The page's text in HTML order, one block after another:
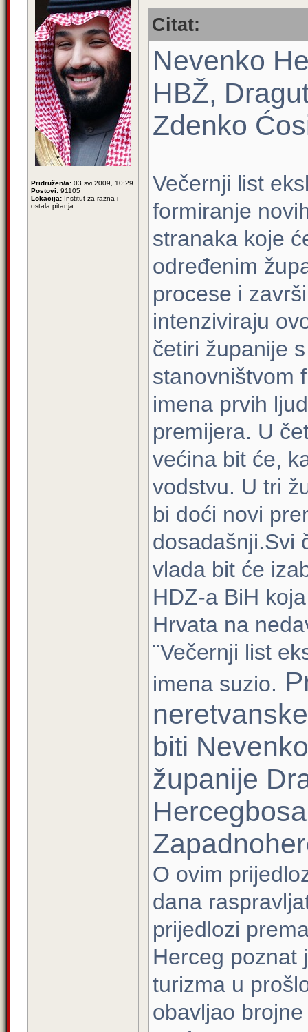
Pridružen/a: 03 svi 2009, 10:29
Postovi: 91105
Lokacija: Institut za razna i
ostala pitanja
Citat:
Nevenko
HBŽ,
Zdenko
Večernji list
formiranje
stranaka koje
određenim
procese i
intenziviraju
četiri županije
stanovništvom
imena prvih
premijera. U
većina bit će,
vodstvu. U tri
bi doći novi
dosadašnji.Svi
vlada bit će
HDZ-a BiH
Hrvata na
¨Večernji list
imena suzio.
biti
županije
O ovim
dana
prijedlozi
Herceg poznat
turizma u
obavljao